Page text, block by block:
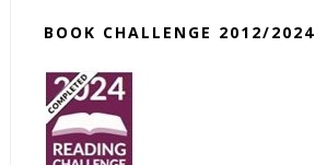
BOOK CHALLENGE 2012/2024